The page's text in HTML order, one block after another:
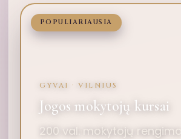
POPULIARIAUSIA
GYVAI · VILNIUS
Jogos mokytojų kursai
200 val. mokytojų rengimo